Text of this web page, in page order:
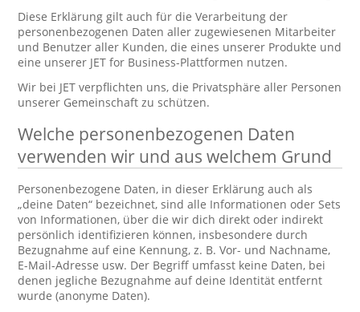
Diese Erklärung gilt auch für die Verarbeitung der
personenbezogenen Daten aller zugewiesenen Mitarbeiter
und Benutzer aller Kunden, die eines unserer Produkte und
eine unserer JET for Business-Plattformen nutzen.
Wir bei JET verpflichten uns, die Privatsphäre aller Personen
unserer Gemeinschaft zu schützen.
Welche personenbezogenen Daten
verwenden wir und aus welchem Grund
Personenbezogene Daten, in dieser Erklärung auch als
„deine Daten“ bezeichnet, sind alle Informationen oder Sets
von Informationen, über die wir dich direkt oder indirekt
persönlich identifizieren können, insbesondere durch
Bezugnahme auf eine Kennung, z. B. Vor- und Nachname,
E-Mail-Adresse usw. Der Begriff umfasst keine Daten, bei
denen jegliche Bezugnahme auf deine Identität entfernt
wurde (anonyme Daten).